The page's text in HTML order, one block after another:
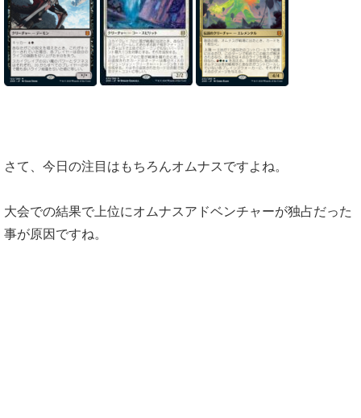
さて、今日の注目はもちろんオムナスですよね。
大会での結果で上位にオムナスアドベンチャーが独占だった
事が原因ですね。